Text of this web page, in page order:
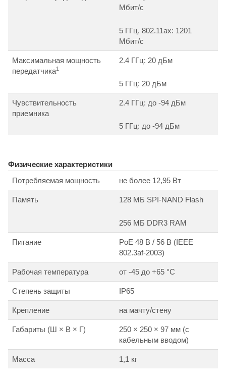
Мбит/c
5 ГГц, 802.11ax: 1201
Мбит/c
Максимальная мощность
передатчика1
2.4 ГГц: 20 дБм
5 ГГц: 20 дБм
Чувствительность
приемника
2.4 ГГц: до -94 дБм
5 ГГц: до -94 дБм
Физические характеристики
Потребляемая мощность
не более 12,95 Вт
Память 128 MБ SPI-NAND Flash
256 MБ DDR3 RAM
Питание
PoE 48 В / 56 В (IEEE
802.3af-2003)
Рабочая температура от -45 до +65 °C
Степень защиты IP65
Крепление на мачту/стену
Габариты (Ш × В × Г)
250 × 250 × 97 мм (с
кабельным вводом)
Масса 1,1 кг